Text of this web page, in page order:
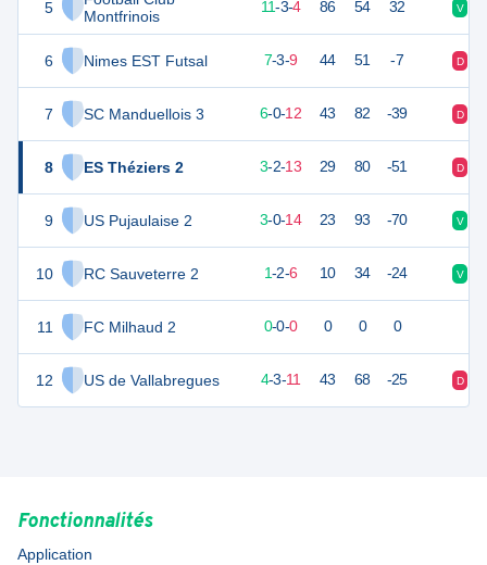
5
Montfrinois
6 Nimes EST Futsal
7 SC Manduellois 3
8 ES Théziers 2
9 US Pujaulaise 2
10 RC Sauveterre 2
11 FC Milhaud 2
12 US de Vallabregues
11-3-4 86 54 32 V
25 7-3-9 44 51 -7 D
17 6-0-12 43 82 -39 D
3-2-13 29 80 -51 D
3-0-14 23 93 -70 V
3 1-2-6 10 34 -24 V
0-0-0 0 0 0
14 4-3-11 43 68 -25 D
Fonctionnalités
Application